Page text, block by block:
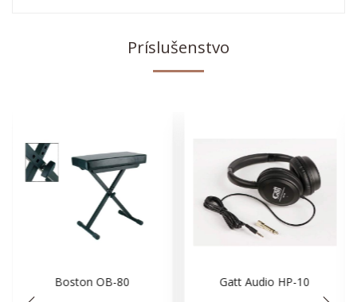
Príslušenstvo
Boston OB-80 Gatt Audio HP-10